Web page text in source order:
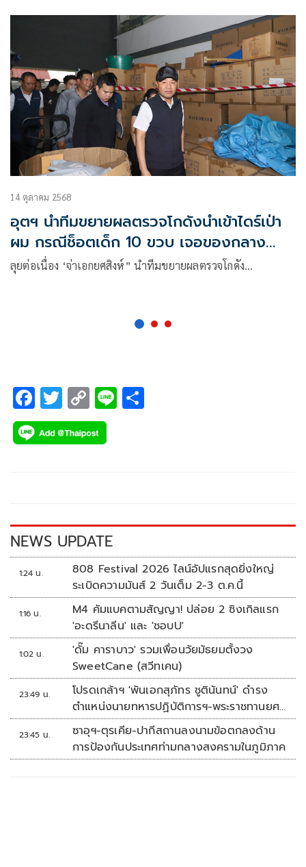
14 ตุลาคม 2568
อุตฯ นำทีมขยายผลตรวจโกดังนำเข้าไดร์เป่า
ผม กรณีช็อตเด็ก 10 ขวบ เจอของกลาง
เพียบ
ลุยต่อเนื่อง ‘จ่าเอกยศสิงห์” นำทีมขยายผลตรวจโกดัง…
F
ac
e
k
T
wi
tt
C
o
p
k
Li
NEWS UPDATE
1:24 น.
808 Festival 2026 ไลน์อัปแรกสุดยิ่งใหญ่
ระเบิดความมันส์ 2 วันเต็ม 2-3 ต.ค.นี้
1:16 น.
M4 คัมแบคตามสัญญา! ปล่อย 2 ซิงเกิลแรก
'อะดรีนาลีน' และ 'ชอบU'
1:02 น.
'ดั๊ม คาราบาว' รวมเพื่อนวัยมัธยมตั้งวง
SweetCane (สวีทเคน)
23:49 น.
โปรดเกล้าฯ 'พันเอกสุภัทร ชูตินันทน์' ดำรง
ตำแหน่งนายทหารปฏิบัติการฯ-พระราชทานยศ
'พลตรี'
23:45 น.
ซาอุฯ-ตุรเคีย-ปากีสถานลงนามข้อตกลงด้าน
การป้องกันประเทศท่ามกลางสงครามในภูมิภาค